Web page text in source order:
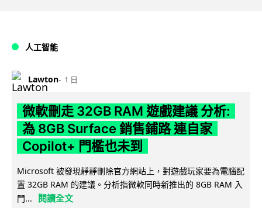
人工智能
Lawton 1 日
微軟刪走 32GB RAM 遊戲建議 分析:
為 8GB Surface 銷售鋪路 連自家
Copilot+ 門檻也未到
Microsoft 被發現靜靜刪除官方網站上，對遊戲玩家要為電腦配
置 32GB RAM 的建議。分析指微軟同時新推出的 8GB RAM 入
門...
閱讀全文